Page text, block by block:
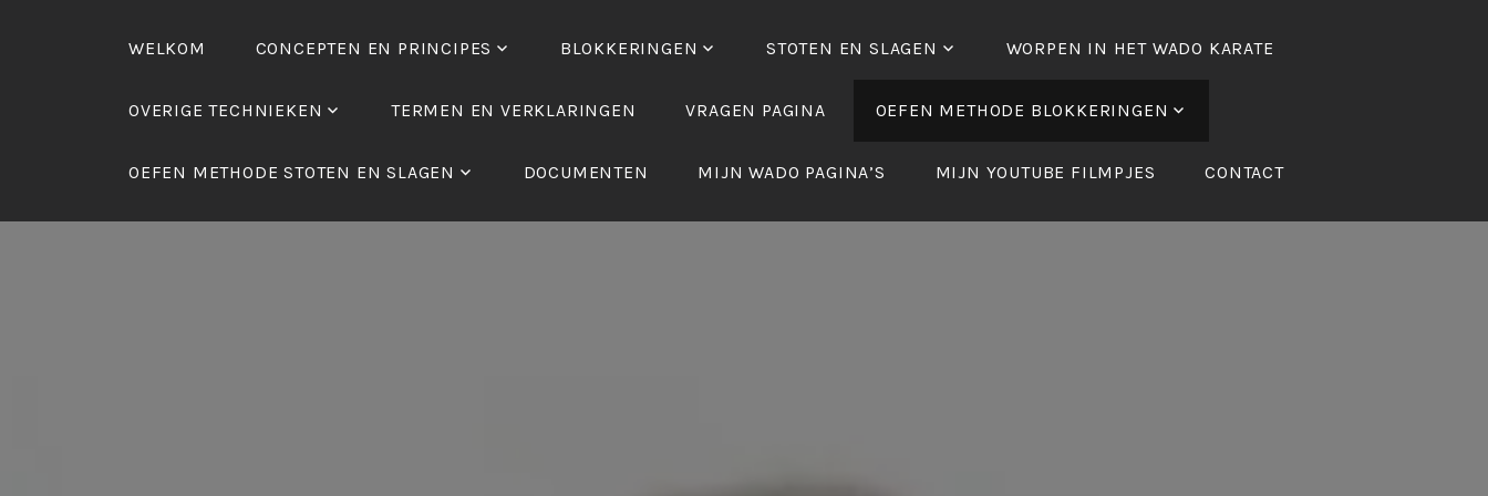
WELKOM CONCEPTEN EN PRINCIPES BLOKKERINGEN STOTEN EN SLAGEN WORPEN IN HET WADO KARATE
OVERIGE TECHNIEKEN TERMEN EN VERKLARINGEN VRAGEN PAGINA OEFEN METHODE BLOKKERINGEN
OEFEN METHODE STOTEN EN SLAGEN DOCUMENTEN MIJN WADO PAGINA’S MIJN YOUTUBE FILMPJES CONTACT